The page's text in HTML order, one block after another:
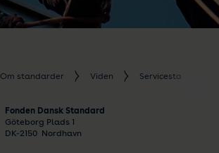
Om standarder Viden Servicestandarder
Fonden Dansk Standard
Göteborg Plads 1
DK-2150 Nordhavn